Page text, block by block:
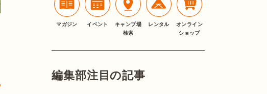
マガジン イベント
キャンプ場
検索
レンタル
オンライン
ショップ
編集部注目の記事